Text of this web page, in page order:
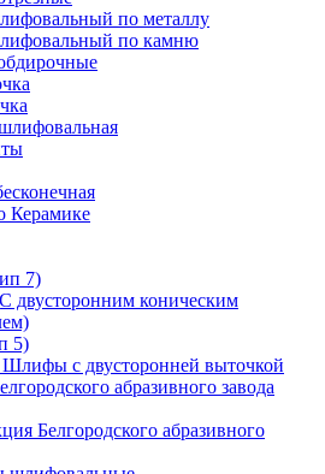
по металлу
по камню
Керамике
7)
двусторонним коническим
5)
с двусторонней выточкой
абразивного завода
Белгородского абразивного